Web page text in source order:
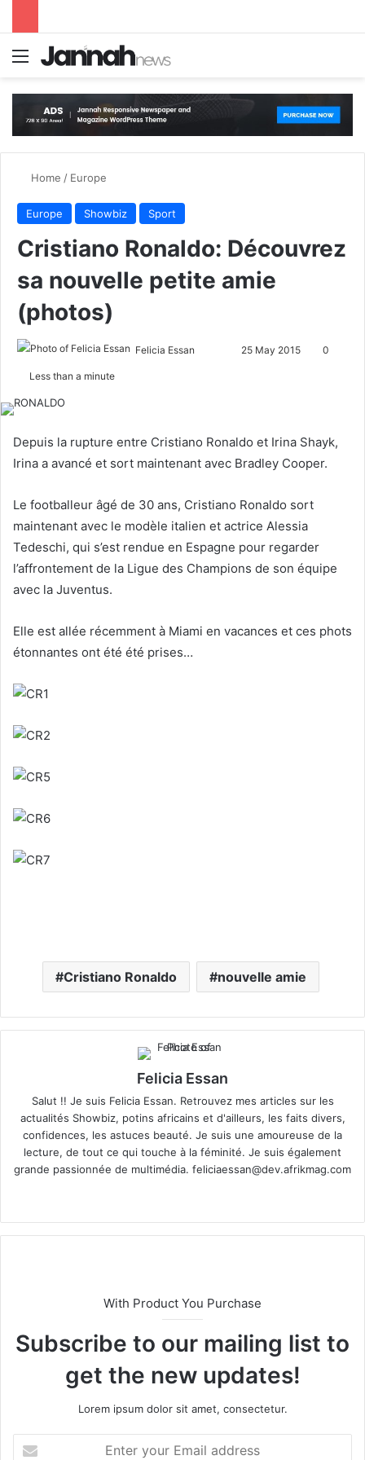
Menu
Home / Europe
Europe Showbiz Sport
Cristiano Ronaldo: Découvrez
sa nouvelle petite amie
(photos)
Felicia Essan
w
o
X
n
e
a
i
l
25 May 2015 0
Less than a minute
Depuis la rupture entre Cristiano Ronaldo et Irina Shayk,
Irina a avancé et sort maintenant avec Bradley Cooper.
Le footballeur âgé de 30 ans, Cristiano Ronaldo sort
maintenant avec le modèle italien et actrice Alessia
Tedeschi, qui s’est rendue en Espagne pour regarder
l’affrontement de la Ligue des Champions de son équipe
avec la Juventus.
Elle est allée récemment à Miami en vacances et ces phots
étonnantes ont été été prises…
Cristiano Ronaldo nouvelle amie
Felicia Essan
Salut !! Je suis Felicia Essan. Retrouvez mes articles sur les
actualités Showbiz, potins africains et d'ailleurs, les faits divers,
confidences, les astuces beauté. Je suis une amoureuse de la
lecture, de tout ce qui touche à la féminité. Je suis également
grande passionnée de multimédia. feliciaessan@dev.afrikmag.com
te
With Product You Purchase
Subscribe to our mailing list to
get the new updates!
Lorem ipsum dolor sit amet, consectetur.